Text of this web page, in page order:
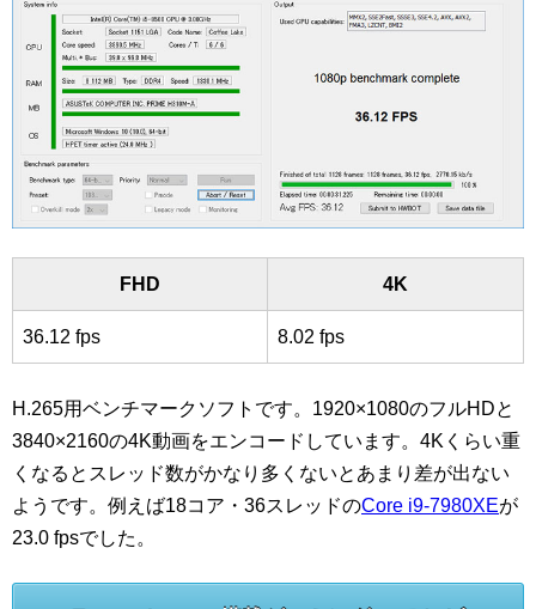
FHD 4K
36.12 fps 8.02 fps
H.265用ベンチマークソフトです。1920×1080のフルHDと
3840×2160の4K動画をエンコードしています。4Kくらい重
くなるとスレッド数がかなり多くないとあまり差が出ない
ようです。例えば18コア・36スレッドのCore i9-7980XEが
23.0 fpsでした。